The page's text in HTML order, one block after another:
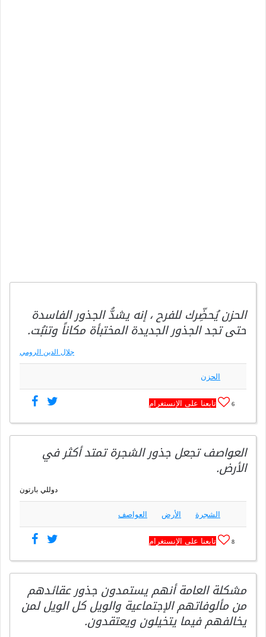
الحزن يُحضِّرك للفرح ، إنه يشدُّ الجذور الفاسدة
حتى تجد الجذور الجديدة المختبأة مكاناً وتنبُت.
جلال الدين الرومي
الحزن
6 تابعنا على الإنستغرام
العواصف تجعل جذور الشجرة تمتد أكثر في
الأرض.
دوللي بارتون
الشجرة الأرض العواصف
8 تابعنا على الإنستغرام
مشكلة العامة أنهم يستمدون جذور عقائدهم
من مألوفاتهم الإجتماعية والويل كل الويل لمن
يخالفهم فيما يتخيلون ويعتقدون.